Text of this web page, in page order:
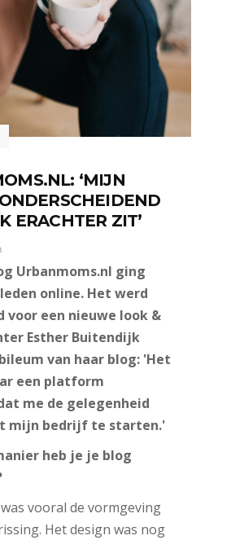
‘MIJN
ERACHTER ZIT’
Urbanmoms.nl ging
online. Het werd
voor een nieuwe look &
Esther Buitendijk
van haar blog: 'Het
een platform
me de gelegenheid
mijn bedrijf te starten.'
heb je je blog
vooral de vormgeving
Het design was nog